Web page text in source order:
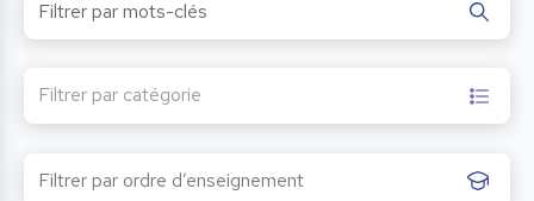
Filtrer par catégorie